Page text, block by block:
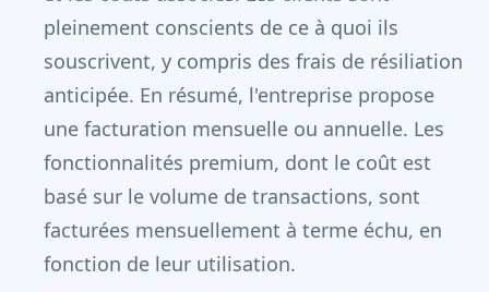
pleinement conscients de ce à quoi ils
souscrivent, y compris des frais de résiliation
anticipée. En résumé, l'entreprise propose
une facturation mensuelle ou annuelle. Les
fonctionnalités premium, dont le coût est
basé sur le volume de transactions, sont
facturées mensuellement à terme échu, en
fonction de leur utilisation.